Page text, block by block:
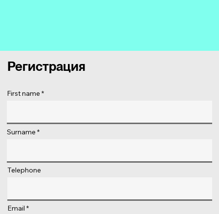
Регистрация
First name
Surname
Telephone
Email